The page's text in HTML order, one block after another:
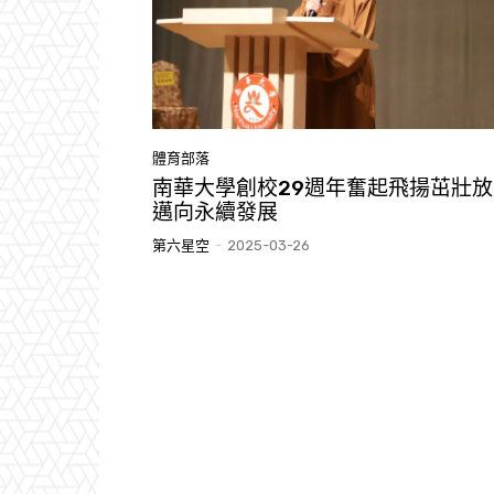
體育部落
南華大學創校29週年奮起飛揚茁壯
邁向永續發展
第六星空 - 2025-03-26